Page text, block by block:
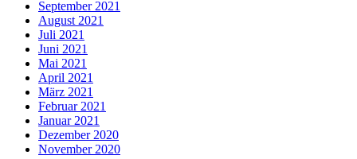
September 2021
August 2021
Juli 2021
Juni 2021
Mai 2021
April 2021
März 2021
Februar 2021
Januar 2021
Dezember 2020
November 2020